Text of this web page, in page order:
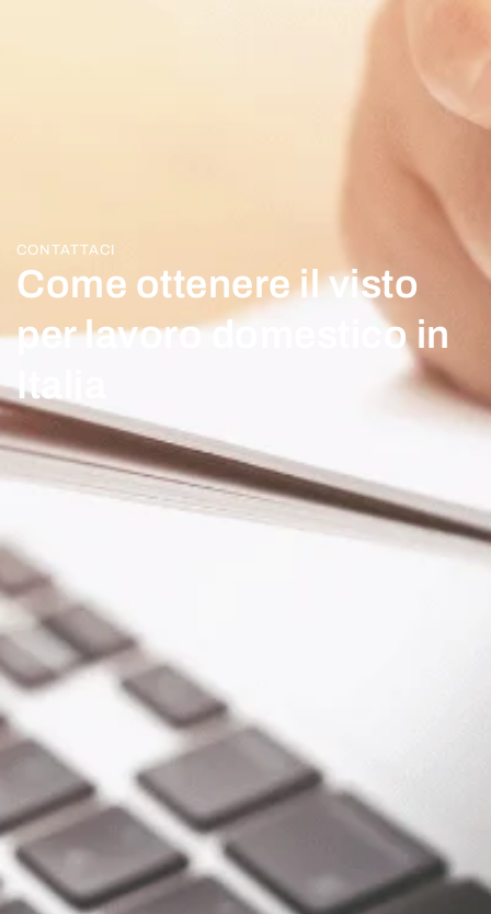
CONTATTACI
Come ottenere il visto
per lavoro domestico in
Italia